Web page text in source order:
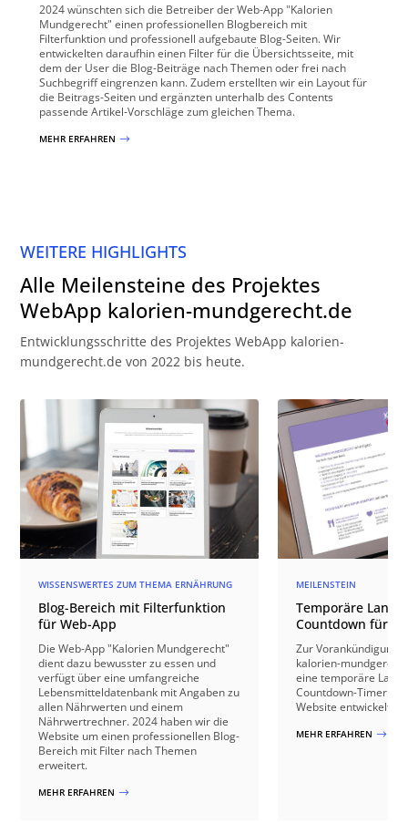
2024 wünschten sich die Betreiber der Web-App "Kalorien
Mundgerecht" einen professionellen Blogbereich mit
Filterfunktion und professionell aufgebaute Blog-Seiten. Wir
entwickelten daraufhin einen Filter für die Übersichtsseite, mit
dem der User die Blog-Beiträge nach Themen oder frei nach
Suchbegriff eingrenzen kann. Zudem erstellten wir ein Layout für
die Beitrags-Seiten und ergänzten unterhalb des Contents
passende Artikel-Vorschläge zum gleichen Thema.
MEHR ERFAHREN $
WEITERE HIGHLIGHTS
Alle Meilensteine des Projektes
WebApp kalorien-mundgerecht.de
Entwicklungsschritte des Projektes WebApp kalorien-
mundgerecht.de von 2022 bis heute.
WISSENSWERTES ZUM THEMA ERNÄHRUNG
Blog-Bereich mit Filterfunktion
für Web-App
Die Web-App "Kalorien Mundgerecht"
dient dazu bewusster zu essen und
verfügt über eine umfangreiche
Lebensmitteldatenbank mit Angaben zu
allen Nährwerten und einem
Nährwertrechner. 2024 haben wir die
Website um einen professionellen Blog-
Bereich mit Filter nach Themen
erweitert.
MEHR ERFAHREN $
MEILENSTEIN
Temporäre
Countdown für
Zur Vorankündigung
kalorien-
eine temporäre
Countdown-Timer bis
Website entwickelt.
MEHR ERFAHREN $